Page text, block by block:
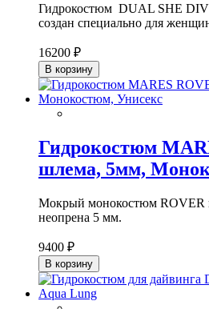
Гидрокостюм DUAL SHE
создан специально для
16200 ₽
В корзину
Гидрокостюм
шлема, 5мм,
Мокрый монокостюм ROVER
неопрена 5 мм.
9400 ₽
В корзину